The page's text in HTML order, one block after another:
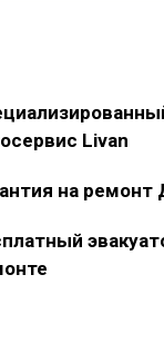
Livan
на ремонт